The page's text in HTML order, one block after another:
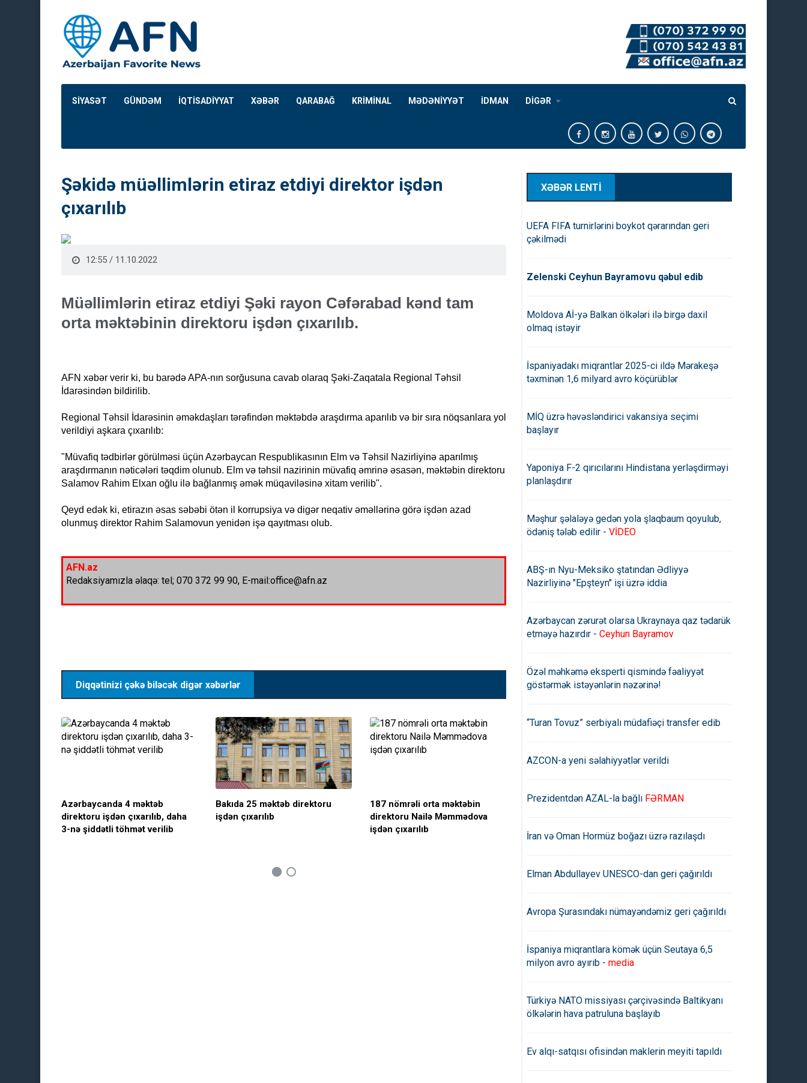
SİYASƏT GÜNDƏM İQTİSADİYYAT XƏBƏR QARABAĞ KRİMİNAL MƏDƏNİYYƏT İDMAN DİGƏR
Şəkidə müəllimlərin etiraz etdiyi direktor işdən
çıxarılıb
12:55 / 11.10.2022
Müəllimlərin etiraz etdiyi Şəki rayon Cəfərabad kənd tam
orta məktəbinin direktoru işdən çıxarılıb.
AFN xəbər verir ki, bu barədə APA-nın sorğusuna cavab olaraq Şəki-Zaqatala Regional Təhsil
İdarəsindən bildirilib.
Regional Təhsil İdarəsinin əməkdaşları tərəfindən məktəbdə araşdırma aparılıb və bir sıra nöqsanlara yol
verildiyi aşkara çıxarılıb:
"Müvafiq tədbirlər görülməsi üçün Azərbaycan Respublikasının Elm və Təhsil Nazirliyinə aparılmış
araşdırmanın nəticələri təqdim olunub. Elm və təhsil nazirinin müvafiq əmrinə əsasən, məktəbin direktoru
Salamov Rahim Elxan oğlu ilə bağlanmış əmək müqaviləsinə xitam verilib".
Qeyd edək ki, etirazın əsas səbəbi ötən il korrupsiya və digər neqativ əməllərinə görə işdən azad
olunmuş direktor Rahim Salamovun yenidən işə qayıtması olub.
AFN.az
Redaksiyamızla əlaqə: tel; 070 372 99 90, E-mail:office@afn.az
Diqqətinizi çəkə biləcək digər xəbərlər
Azərbaycanda 4 məktəb
direktoru işdən çıxarılıb, daha
3-nə şiddətli töhmət verilib
Bakıda 25 məktəb direktoru
işdən çıxarılıb
187 nömrəli orta məktəbin
direktoru Nailə Məmmədova
işdən çıxarılıb
Bu məktəbdə yoxlama aparıldı -
Bakıda məktəb direktoru işdən
XƏBƏR LENTİ
UEFA FIFA turnirlərini boykot qərarından geri
çəkilmədi
Zelenski Ceyhun Bayramovu qəbul edib
Moldova Aİ-yə Balkan ölkələri ilə birgə daxil
olmaq istəyir
İspaniyadakı miqrantlar 2025-ci ildə Mərakeşə
təxminən 1,6 milyard avro köçürüblər
MİQ üzrə həvəsləndirici vakansiya seçimi
başlayır
Yaponiya F-2 qırıcılarını Hindistana yerləşdirməyi
planlaşdırır
Məşhur şəlaləyə gedən yola şlaqbaum qoyulub,
ödəniş tələb edilir - VİDEO
ABŞ-ın Nyu-Meksiko ştatından Ədliyyə
Nazirliyinə "Epşteyn" işi üzrə iddia
Azərbaycan zərurət olarsa Ukraynaya qaz tədarük
etməyə hazırdır - Ceyhun Bayramov
Özəl məhkəmə eksperti qismində fəaliyyət
göstərmək istəyənlərin nəzərinə!
“Turan Tovuz” serbiyalı müdafiəçi transfer edib
AZCON-a yeni səlahiyyətlər verildi
Prezidentdən AZAL-la bağlı FƏRMAN
İran və Oman Hormüz boğazı üzrə razılaşdı
Elman Abdullayev UNESCO-dan geri çağırıldı
Avropa Şurasındakı nümayəndəmiz geri çağırıldı
İspaniya miqrantlara kömək üçün Seutaya 6,5
milyon avro ayırıb - media
Türkiyə NATO missiyası çərçivəsində Baltikyanı
ölkələrin hava patruluna başlayıb
Ev alqı-satqısı ofisindən maklerin meyiti tapıldı